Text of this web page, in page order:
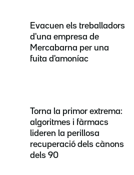
Evacuen els treballadors
d'una empresa de
Mercabarna per una
fuita d'amoníac
Torna la primor extrema:
algoritmes i fàrmacs
lideren la perillosa
recuperació dels cànons
dels 90